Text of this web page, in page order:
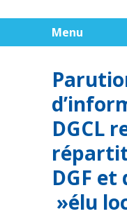
Menu
DGCL
DGF
»élu